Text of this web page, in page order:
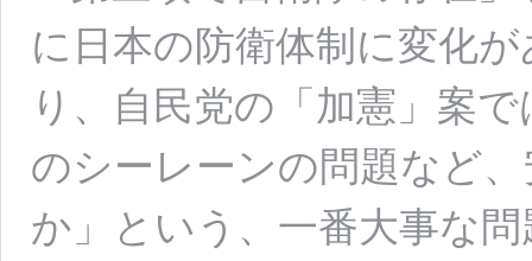
に日本の防衛体制に変化
り、自民党の「加憲」案
のシーレーンの問題など
か」という、一番大事な